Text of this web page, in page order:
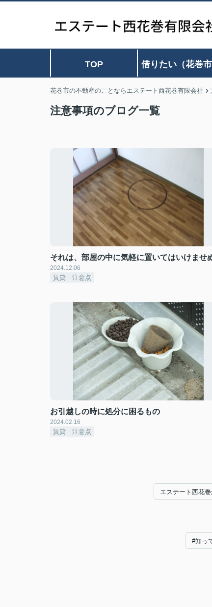
TOP 借りたい（花巻市
花巻市の不動産のことならエステート西花巻有限会社
注意事項のブログ一覧
それは、部屋の中に気軽に置いてはいけませ
2024.12.06
賃貸 注意点
お引越しの時に処分に困るもの
2024.02.16
賃貸 注意点
エステート西花
#知っ